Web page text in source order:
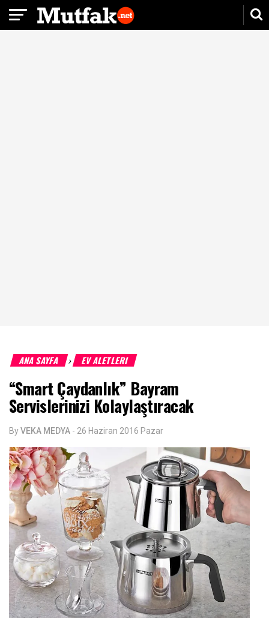
ANA SAYFA › EV ALETLERI
“Smart Çaydanlık” Bayram
Servislerinizi Kolaylaştıracak
ByVEKA MEDYA - 26 Haziran 2016 Pazar